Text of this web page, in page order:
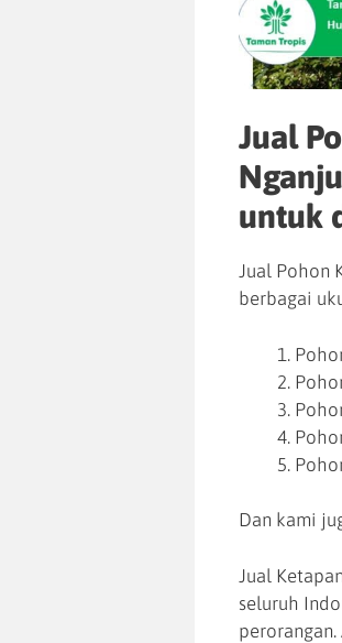
Jual
untuk
Jual Pohon
berbagai
Dan kami
Jual
seluruh